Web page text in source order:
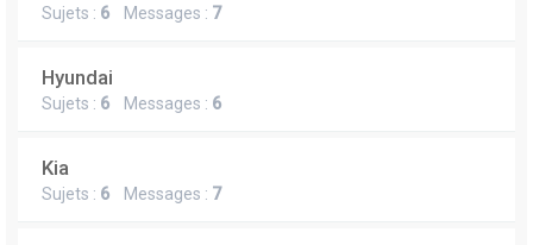
Sujets : 6 Messages : 7
Hyundai
Sujets : 6 Messages : 6
Kia
Sujets : 6 Messages : 7